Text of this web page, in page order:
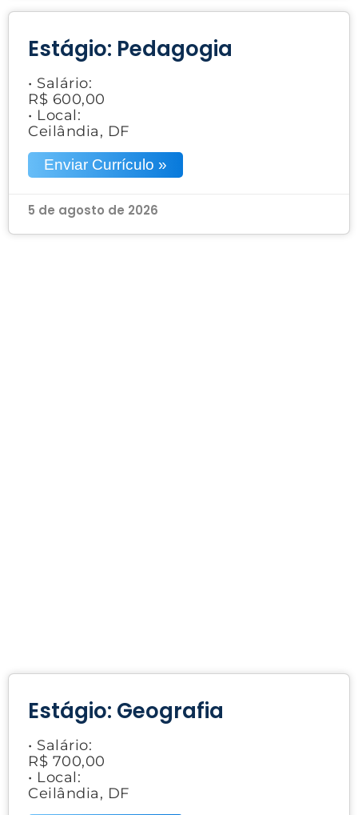
Estágio: Pedagogia
• Salário:
R$ 600,00
• Local:
Ceilândia, DF
Enviar Currículo »
5 de agosto de 2026
Estágio: Geografia
• Salário:
R$ 700,00
• Local:
Ceilândia, DF